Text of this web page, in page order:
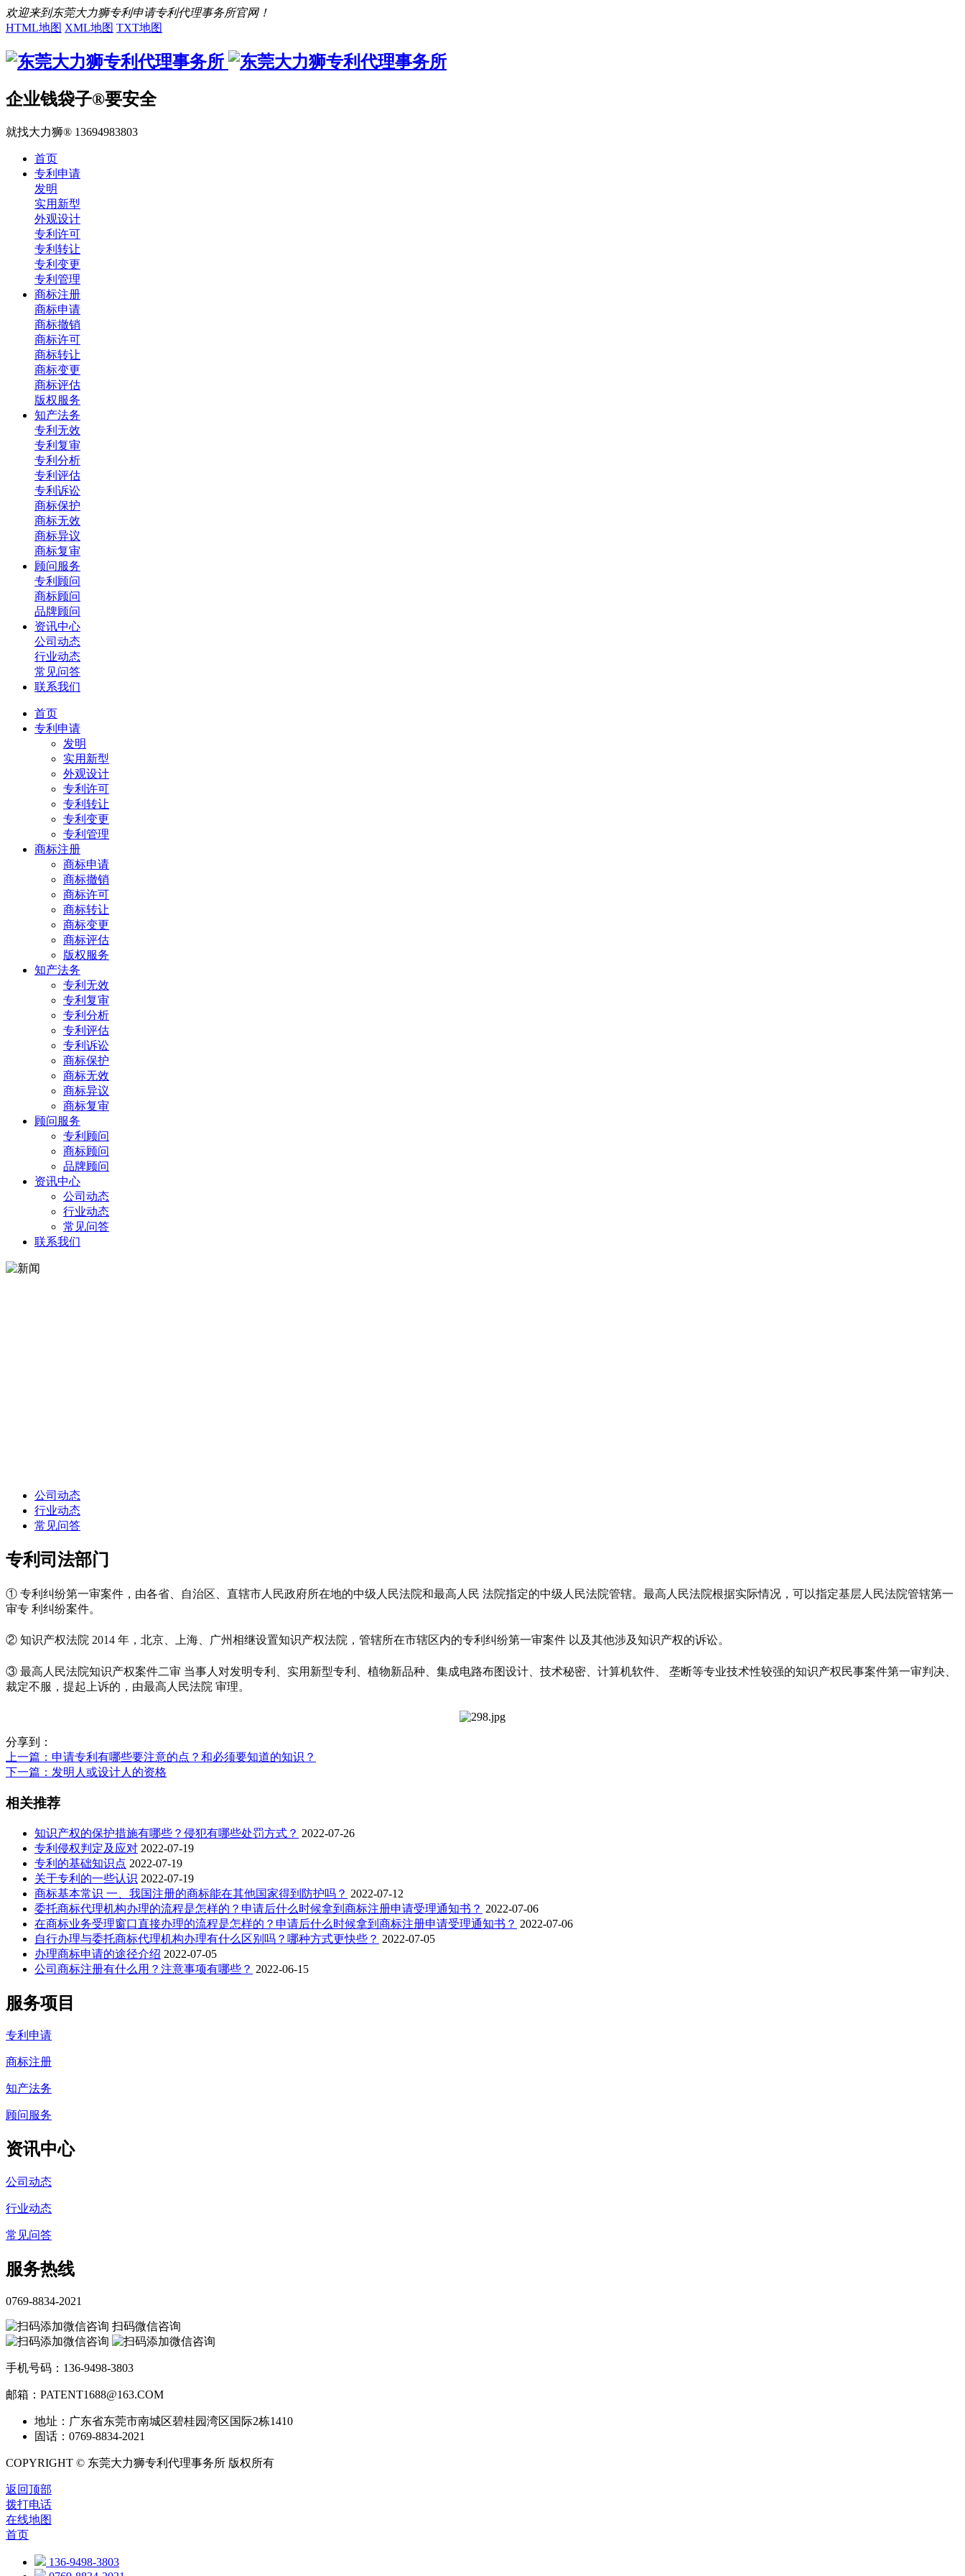
欢迎来到东莞大力狮专利申请专利代理事务所官网！
HTML地图 XML地图 TXT地图
企业钱袋子®要安全
就找大力狮® 13694983803
首页
专利申请
发明
实用新型
外观设计
专利许可
专利转让
专利变更
专利管理
商标注册
商标申请
商标撤销
商标许可
商标转让
商标变更
商标评估
版权服务
知产法务
专利无效
专利复审
专利分析
专利评估
专利诉讼
商标保护
商标无效
商标异议
商标复审
顾问服务
专利顾问
商标顾问
品牌顾问
资讯中心
公司动态
行业动态
常见问答
联系我们
首页
专利申请
发明
实用新型
外观设计
专利许可
专利转让
专利变更
专利管理
商标注册
商标申请
商标撤销
商标许可
商标转让
商标变更
商标评估
版权服务
知产法务
专利无效
专利复审
专利分析
专利评估
专利诉讼
商标保护
商标无效
商标异议
商标复审
顾问服务
专利顾问
商标顾问
品牌顾问
资讯中心
公司动态
行业动态
常见问答
联系我们
公司动态
行业动态
常见问答
专利司法部门
① 专利纠纷第一审案件，由各省、自治区、直辖市人民政府所在地的中级人民法院和最高人民 法院指定的中级人民法院管辖。最高人民法院根据实际情况，可以指定基层人民法院管辖第一
审专 利纠纷案件。
② 知识产权法院 2014 年，北京、上海、广州相继设置知识产权法院，管辖所在市辖区内的专利纠纷第一审案件 以及其他涉及知识产权的诉讼。
③ 最高人民法院知识产权案件二审 当事人对发明专利、实用新型专利、植物新品种、集成电路布图设计、技术秘密、计算机软件、 垄断等专业技术性较强的知识产权民事案件第一审判决、
裁定不服，提起上诉的，由最高人民法院 审理。
分享到：
上一篇 ：申请专利有哪些要注意的点？和必须要知道的知识？
下一篇 ：发明人或设计人的资格
相关推荐
知识产权的保护措施有哪些？侵犯有哪些处罚方式？ 2022-07-26
专利侵权判定及应对 2022-07-19
专利的基础知识点 2022-07-19
关于专利的一些认识 2022-07-19
商标基本常识 一、我国注册的商标能在其他国家得到防护吗？ 2022-07-12
委托商标代理机构办理的流程是怎样的？申请后什么时候拿到商标注册申请受理通知书？ 2022-07-06
在商标业务受理窗口直接办理的流程是怎样的？申请后什么时候拿到商标注册申请受理通知书？ 2022-07-06
自行办理与委托商标代理机构办理有什么区别吗？哪种方式更快些？ 2022-07-05
办理商标申请的途径介绍 2022-07-05
公司商标注册有什么用？注意事项有哪些？ 2022-06-15
服务项目
专利申请
商标注册
知产法务
顾问服务
资讯中心
公司动态
行业动态
常见问答
服务热线
0769-8834-2021
扫码微信咨询
手机号码：136-9498-3803
邮箱：PATENT1688@163.COM
地址：广东省东莞市南城区碧桂园湾区国际2栋1410
固话：0769-8834-2021
COPYRIGHT © 东莞大力狮专利代理事务所 版权所有
返回顶部
拨打电话
在线地图
首页
136-9498-3803